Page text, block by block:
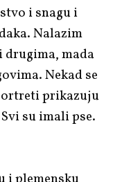
i snagu i
Nalazim
drugima, mada
Nekad se
prikazuju
su imali pse.